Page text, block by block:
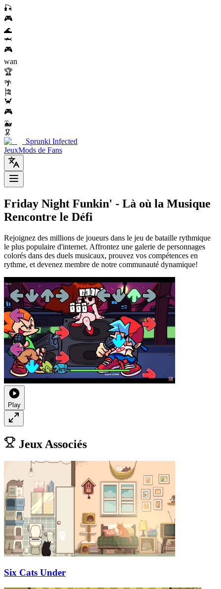
🎣
🎮
🌊
🦈
🎮
wan
🏆
🌴
🎏
🦀
🎮
🐳
🦑
Sprunki Infected
JeuxMods de Fans
Friday Night Funkin' - Là où la Musique
Rencontre le Défi
Rejoignez des millions de joueurs dans le jeu de bataille rythmique
le plus populaire d'internet. Affrontez une galerie de personnages
colorés dans des duels musicaux, prouvez vos compétences en
rythme, et devenez membre de notre communauté dynamique!
Play
Jeux Associés
Six Cats Under